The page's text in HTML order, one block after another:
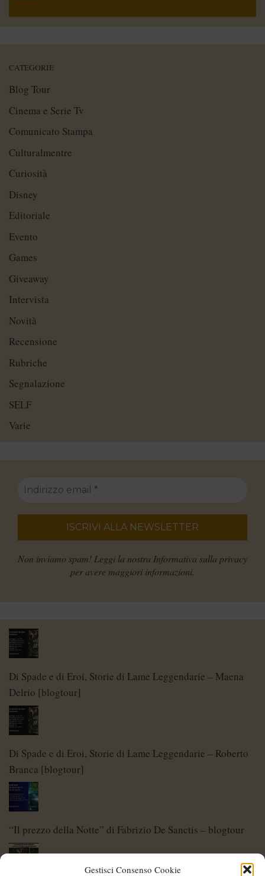
Gestisci Consenso Cookie
CATEGORIE
Blog Tour
Cinema e Serie Tv
Comunicato Stampa
Culturalmentre
Curiosità
Disney
Editoriale
Evento
Games
Giveaway
Intervista
Novità
Recensione
Rubriche
Segnalazione
SELF
Varie
Non inviamo spam! Leggi la nostra Informativa sulla privacy
per avere maggiori informazioni.
Di Spade e di Eroi, Storie di Lame Leggendarie – Maena
Delrio [blogtour]
Di Spade e di Eroi, Storie di Lame Leggendarie – Roberto
Branca [blogtour]
“Il prezzo della Notte” di Fabrizio De Sanctis – blogtour